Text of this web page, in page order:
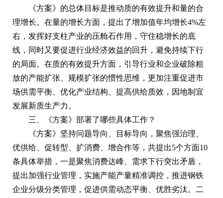
《方案》的总体目标是推动质的有效提升和量的合
理增长。在量的增长方面，提出了增加值年均增长4%左
右，发挥好支柱产业的压舱石作用，守住稳增长的底
线，同时又要促进行业经济效益的回升，避免持续下行
的局面。在质的有效提升方面，引导行业和企业破除粗
放的产能扩张、规模扩张的惯性思维，更加注重促进市
场供需平衡、优化产业结构、提高供给质效，因地制宜
发展新质生产力。
三、《方案》部署了哪些具体工作？
《方案》坚持问题导向、目标导向，聚焦强治理、
优供给、促转型、扩消费、增合作等，共提出5个方面10
条具体举措，一是聚焦消费达峰、需求下行突出矛盾，
提出加强行业管理，实施产能产量精准调控，推进钢铁
企业分级分类管理，促进供需动态平衡、优胜劣汰。二